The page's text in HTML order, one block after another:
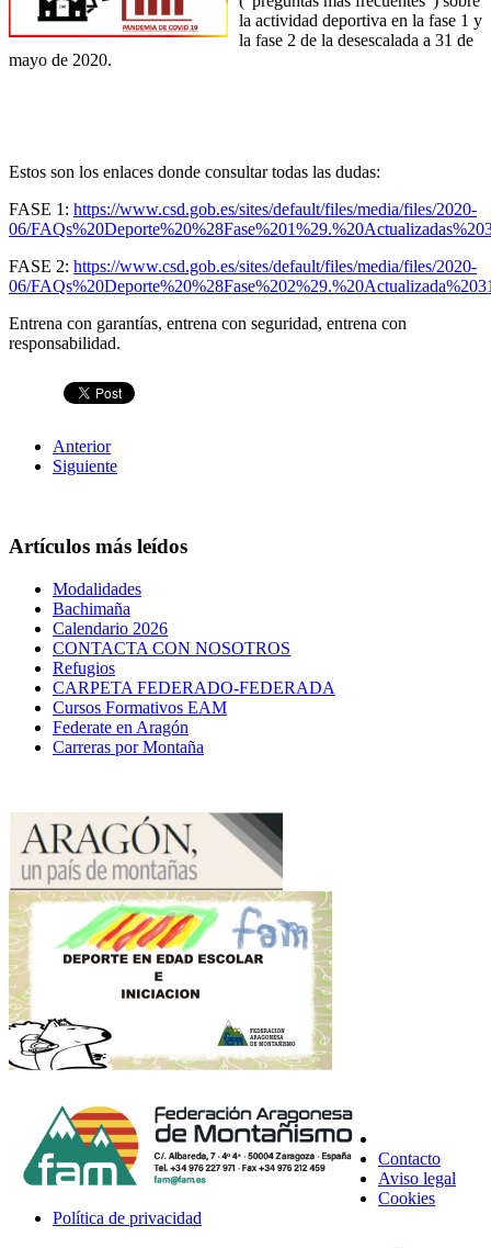
la actividad deportiva en la fase 1 y
la fase 2 de la desescalada a 31 de
mayo de 2020.
Estos son los enlaces donde consultar todas las dudas:
FASE 1: https://www.csd.gob.es/sites/default/files/media/files/2020-
06/
FASE 2: https://www.csd.gob.es/sites/default/files/media/files/2020-
06/
Entrena con garantías, entrena con seguridad, entrena con
responsabilidad.
Anterior
Siguiente
Artículos más leídos
Modalidades
Bachimaña
Calendario 2026
CONTACTA CON NOSOTROS
Refugios
CARPETA FEDERADO-FEDERADA
Cursos Formativos EAM
Federate en Aragón
Carreras por Montaña
Contacto
Aviso legal
Cookies
Política de privacidad